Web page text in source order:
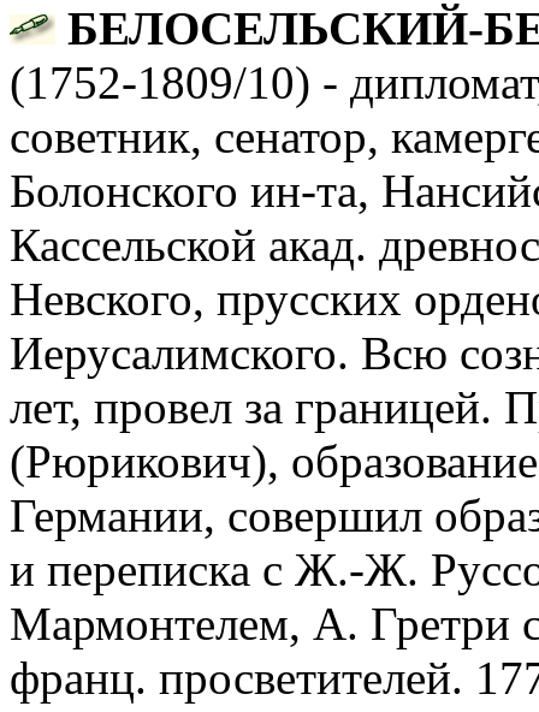
БЕЛОСЕЛЬСКИЙ-
(1752-1809/10) -
советник, сенатор,
Болонского ин-та,
Кассельской акад.
Невского, прусских
Иерусалимского. Всю
лет, провел за границей.
(Рюрикович),
Германии, совершил
и переписка с Ж.-Ж.
Мармонтелем, А. Гретри
франц. просветителей.